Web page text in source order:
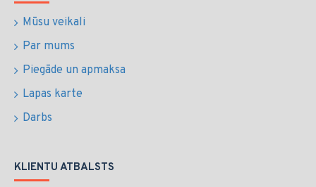
Mūsu veikali
Par mums
Piegāde un apmaksa
Lapas karte
Darbs
KLIENTU ATBALSTS